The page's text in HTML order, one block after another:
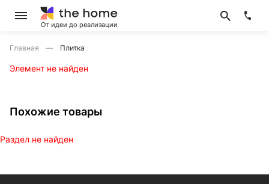
От идеи до реализации
Главная Плитка
Элемент не найден
Похожие товары
Раздел не найден